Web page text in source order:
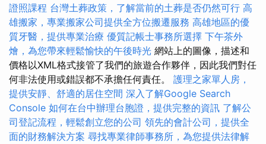
證照課程 台灣土葬政策，了解當前的土葬是否仍然可行 高
雄搬家，專業搬家公司提供全方位搬遷服務 高雄地區的優
質牙醫，提供專業治療 優質記帳士事務所選擇 下午茶外
燴，為您帶來輕鬆愉快的午後時光 網站上的圖像，描述和
價格以XML格式接管了我們的旅遊合作夥伴，因此我們對任
何非法使用或錯誤都不承擔任何責任。 護理之家單人房，
提供安靜、舒適的居住空間 深入了解Google Search
Console 如何在台中辦理台胞證，提供完整的資訊 了解公
司登記流程，輕鬆創立您的公司 領先的會計公司，提供全
面的財務解決方案 尋找專業律師事務所，為您提供法律解